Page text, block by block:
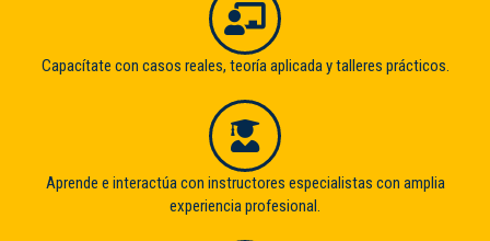
Capacítate con casos reales, teoría aplicada y talleres prácticos.
Aprende e interactúa con instructores especialistas con amplia
experiencia profesional.